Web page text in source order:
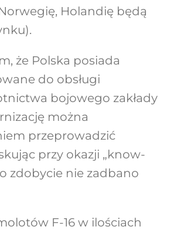
Holandię będą
że Polska posiada
do obsługi
bojowego zakłady
można
przeprowadzić
przy okazji „know-
zdobycie nie zadbano
F-16 w ilościach